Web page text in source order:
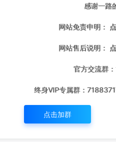
感谢一路
网站免责申明：
网站售后说明：
官方交流群
终身VIP专属群：
点击加群